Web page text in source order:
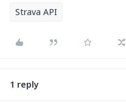
Strava API
1 reply